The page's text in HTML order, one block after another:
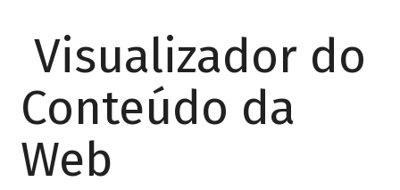
Visualizador do
Conteúdo da
Web